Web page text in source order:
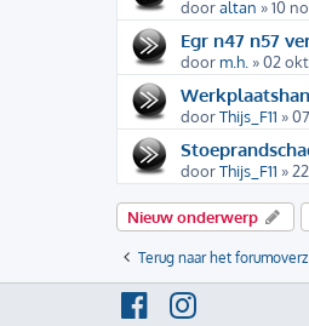
dooraltan » 10
Egr n47 n57
door m.h. » 02
doorThijs_F11 »
doorThijs_F11 »
Nieuw onderwerp
Terug naar het